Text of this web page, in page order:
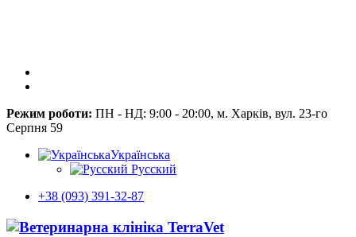
Режим роботи: ПН - НД: 9:00 - 20:00, м. Харків, вул. 23-го
Серпня 59
Українська
Русский
+38 (093) 391-32-87